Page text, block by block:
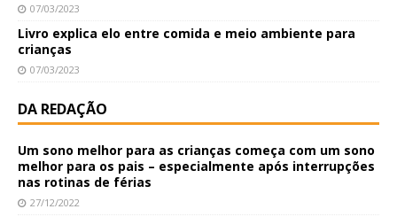
07/03/2023
Livro explica elo entre comida e meio ambiente para
crianças
07/03/2023
DA REDAÇÃO
Um sono melhor para as crianças começa com um sono
melhor para os pais – especialmente após interrupções
nas rotinas de férias
27/12/2022